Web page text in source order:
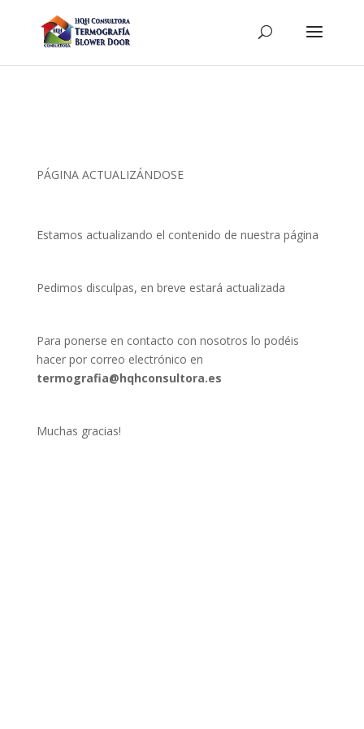
PÁGINA ACTUALIZÁNDOSE
Estamos actualizando el contenido de nuestra página
Pedimos disculpas, en breve estará actualizada
Para ponerse en contacto con nosotros lo podéis
hacer por correo electrónico en
termografia@hqhconsultora.es
Muchas gracias!